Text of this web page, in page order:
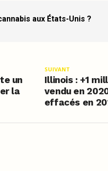
aux États-Unis ?
SUIVANT
Illinois : +1
vendu en
effacés en
un
la